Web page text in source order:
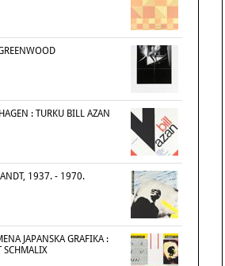
: TURKU BILL AZAN
1937. - 1970.
JAPANSKA GRAFIKA :
SCHMALIX